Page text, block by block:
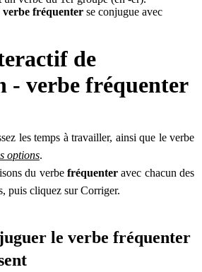
verbe fréquenter se conjugue avec
de
- verbe fréquenter
les temps à travailler, ainsi que le verbe
options.
du verbe fréquenteravec chacun des
puis cliquez sur Corriger.
le verbe fréquenter